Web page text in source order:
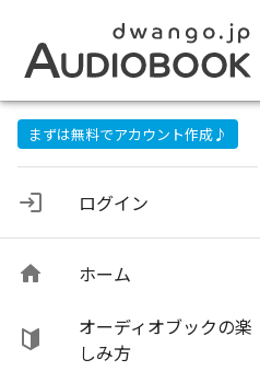
まずは無料でアカウント作成♪
ログイン
ホーム
オーディオブックの楽
しみ方